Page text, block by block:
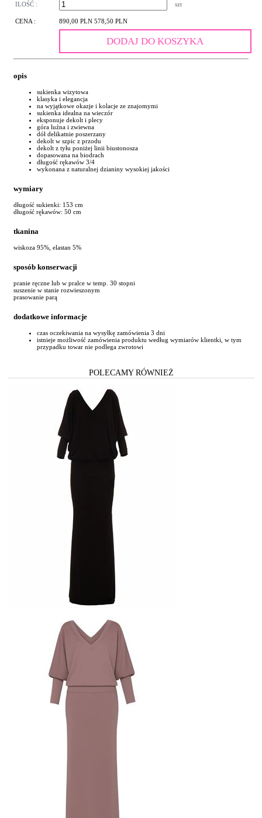
ILOŚĆ : szt
CENA : 890,00 PLN 578,50 PLN
DODAJ DO KOSZYKA
opis
sukienka wizytowa
klasyka i elegancja
na wyjątkowe okazje i kolacje ze znajomymi
sukienka idealna na wieczór
eksponuje dekolt i plecy
góra luźna i zwiewna
dół delikatnie poszerzany
dekolt w szpic z przodu
dekolt z tyłu poniżej linii biustonosza
dopasowana na biodrach
długość rękawów 3/4
wykonana z naturalnej dzianiny wysokiej jakości
wymiary
długość sukienki: 153 cm
długość rękawów: 50 cm
tkanina
wiskoza 95%, elastan 5%
sposób konserwacji
pranie ręczne lub w pralce w temp. 30 stopni
suszenie w stanie rozwieszonym
prasowanie parą
dodatkowe informacje
czas oczekiwania na wysyłkę zamówienia 3 dni
istnieje możliwość zamówienia produktu według wymiarów klientki, w tym
przypadku towar nie podlega zwrotowi
POLECAMY RÓWNIEŻ